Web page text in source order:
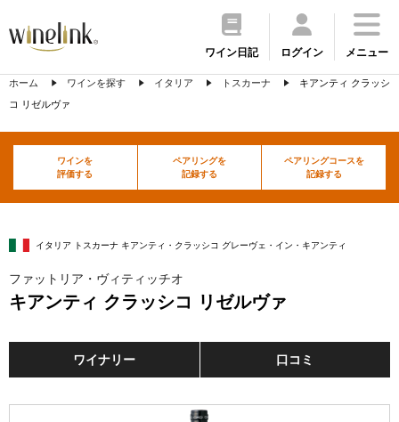
ワイン日記 ログイン メニュー
ホーム ワインを探す イタリア トスカーナ
キアンティ クラッシ
コ リゼルヴァ
ワインを
評価する
ペアリングを
記録する
ペアリングコースを
記録する
イタリア トスカーナ キアンティ・クラッシコ グレーヴェ・イン・キアンティ
ファットリア・ヴィティッチオ
キアンティ クラッシコ リゼルヴァ
ワイナリー 口コミ